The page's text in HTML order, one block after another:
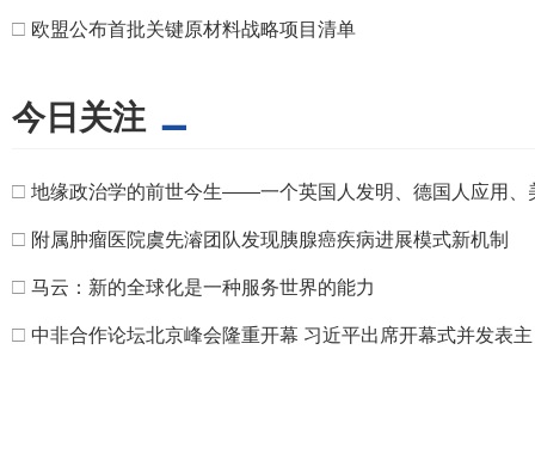
□ 欧盟公布首批关键原材料战略项目清单
今日关注
□ 地缘政治学的前世今生——一个英国人发明、德国人应用、
□ 附属肿瘤医院虞先濬团队发现胰腺癌疾病进展模式新机制
□ 马云：新的全球化是一种服务世界的能力
□ 中非合作论坛北京峰会隆重开幕 习近平出席开幕式并发表